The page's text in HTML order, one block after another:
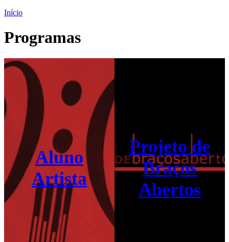
Início
Programas
Aluno
Artista
Projeto de
Braços
Abertos